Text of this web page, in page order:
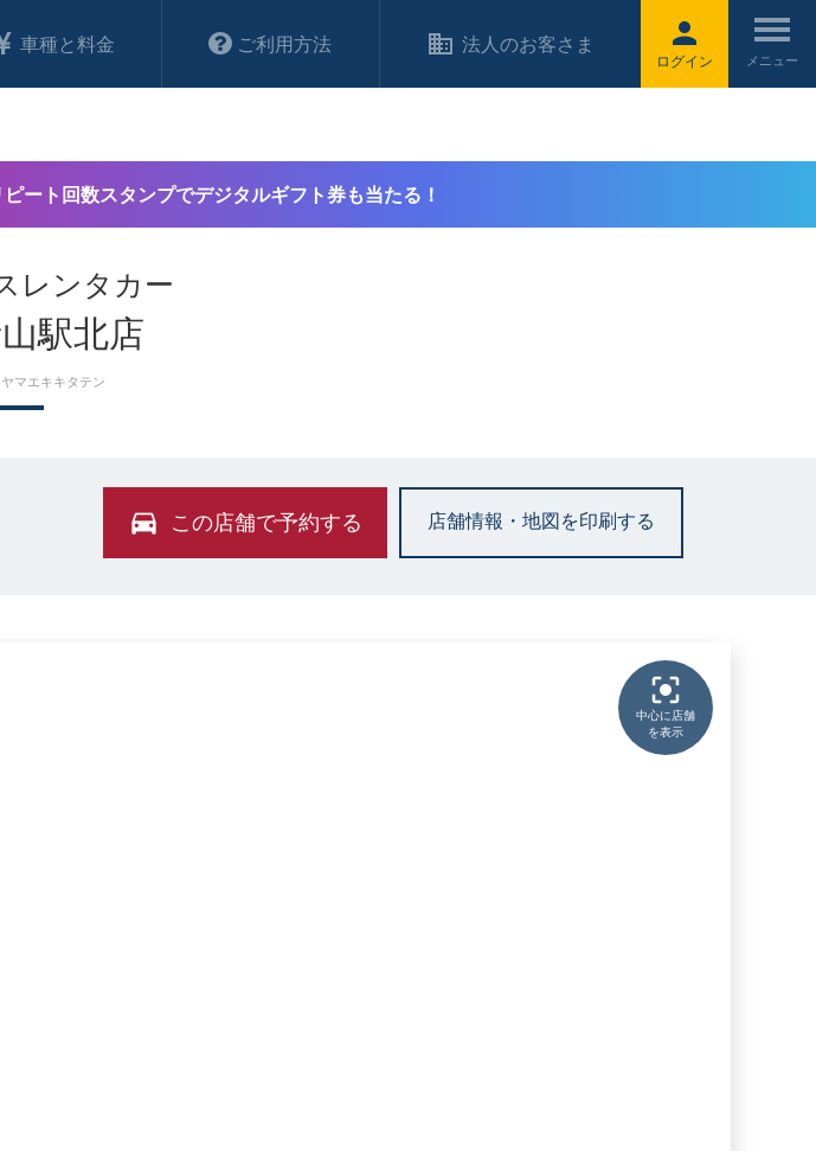
ログイン
車種と料金 ご利用方法 法人のお客さま
ート回数スタンプでデジタルギフト券も当たる！
レンタカー
駅北店
マエキキタテン
この店舗で予約する 店舗情報・地図を印刷する
中心に店舗
を表示